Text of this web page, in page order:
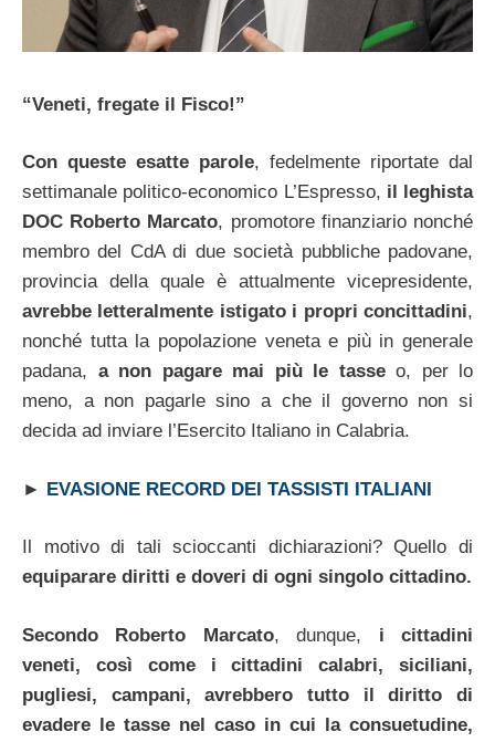
“Veneti, fregate il Fisco!”
Con queste esatte parole, fedelmente riportate dal
settimanale politico-economico L’Espresso, il leghista
DOC Roberto Marcato, promotore finanziario nonché
membro del CdA di due società pubbliche padovane,
provincia della quale è attualmente vicepresidente,
avrebbe letteralmente istigato i propri concittadini,
nonché tutta la popolazione veneta e più in generale
padana, a non pagare mai più le tasseo, per lo
meno, a non pagarle sino a che il governo non si
decida ad inviare l’Esercito Italiano in Calabria.
► EVASIONE RECORD DEI TASSISTI ITALIANI
Il motivo di tali scioccanti dichiarazioni? Quello di
equiparare diritti e doveri di ogni singolo cittadino.
Secondo Roberto Marcato, dunque, i cittadini
veneti, così come i cittadini calabri, siciliani,
pugliesi, campani, avrebbero tutto il diritto di
evadere le tasse nel caso in cui la consuetudine,